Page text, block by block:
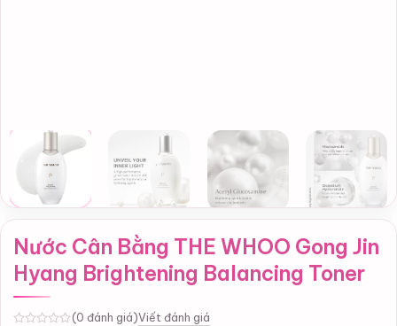
Nước Cân Bằng THE WHOO Gong Jin
Hyang Brightening Balancing Toner
(0 đánh giá)Viết đánh giá